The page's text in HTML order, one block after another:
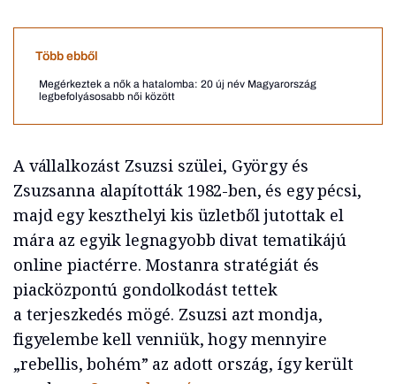
Több ebből
Megérkeztek a nők a hatalomba: 20 új név Magyarország
legbefolyásosabb női között
A vállalkozást Zsuzsi szülei, György és
Zsuzsanna alapították 1982-ben, és egy pécsi,
majd egy keszthelyi kis üzletből jutottak el
mára az egyik legnagyobb divat tematikájú
online piactérre. Mostanra stratégiát és
piacközpontú gondolkodást tettek
a terjeszkedés mögé. Zsuzsi azt mondja,
figyelembe kell venniük, hogy mennyire
„rebellis, bohém” az adott ország, így került